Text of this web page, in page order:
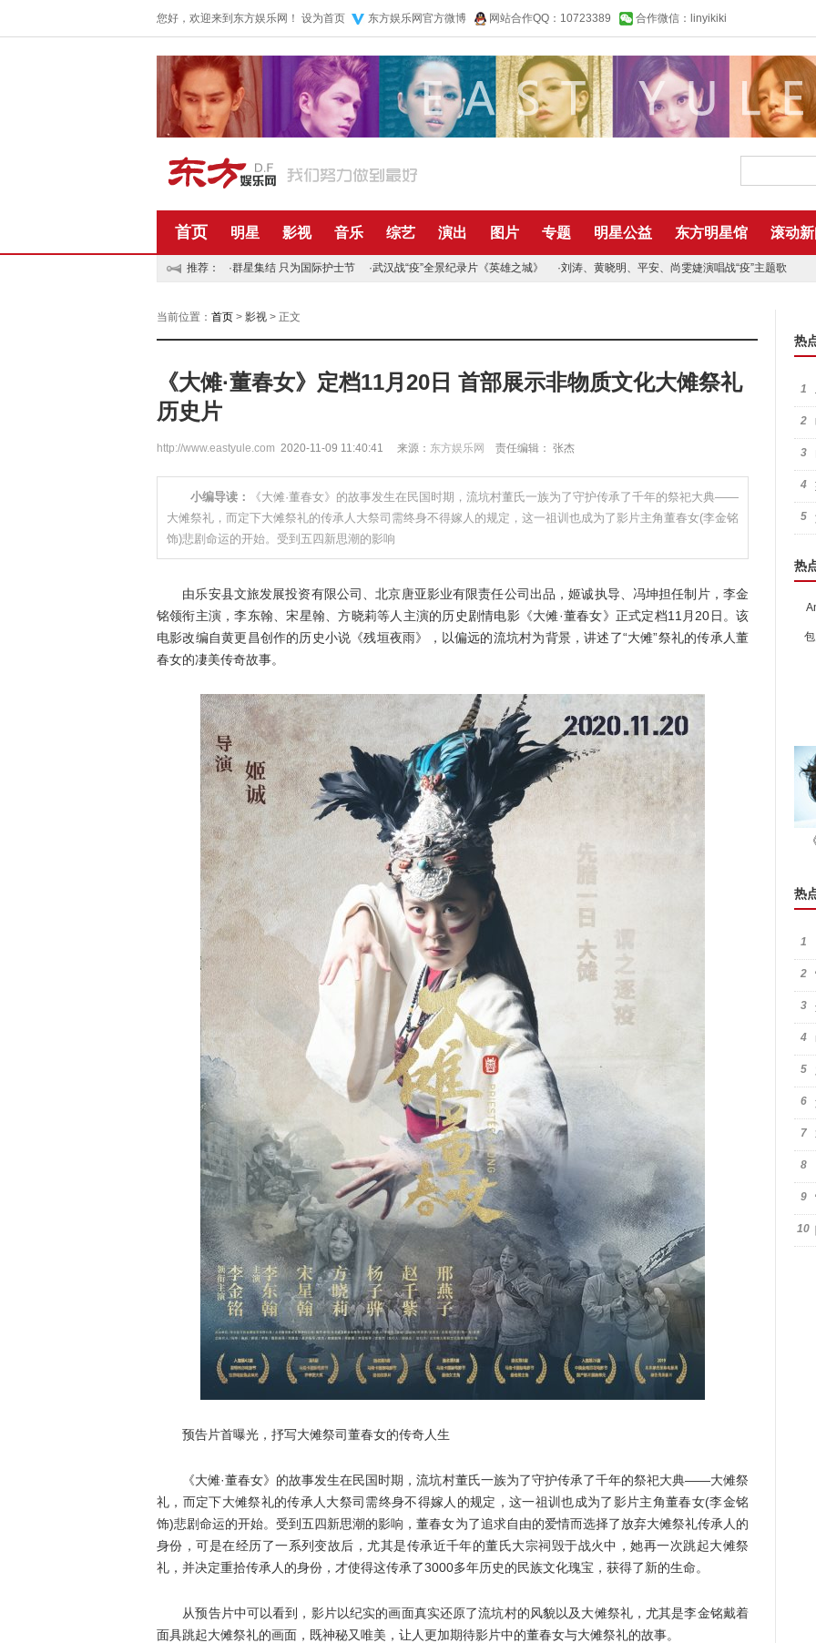
您好，欢迎来到东方娱乐网！ 设为首页 东方娱乐网官方微博 网站合作QQ：10723389 合作微信：linyikiki
首页 明星 影视 音乐 综艺 演出 图片 专题 明星公益 东方明星馆 滚动新
推荐： ·群星集结 只为国际护士节 ·武汉战“疫”全景纪录片《英雄之城》 ·刘涛、黄晓明、平安、尚雯婕演唱战“疫”主题歌
当前位置： 首页 > 影视 > 正文
《大傩·董春女》定档11月20日 首部展示非物质文化大傩祭礼
历史片
http://www.eastyule.com 2020-11-09 11:40:41 来源： 东方娱乐网 责任编辑： 张杰
小编导读：
《大傩·董春女》的故事发生在民国时期，流坑村董氏一族为了守护传承了千年的祭祀大典——
大傩祭礼，而定下大傩祭礼的传承人大祭司需终身不得嫁人的规定，这一祖训也成为了影片主角董春女(李金铭
饰)悲剧命运的开始。受到五四新思潮的影响
由乐安县文旅发展投资有限公司、北京唐亚影业有限责任公司出品，姬诚执导、冯坤担任制片，李金
铭领衔主演，李东翰、宋星翰、方晓莉等人主演的历史剧情电影《大傩·董春女》正式定档11月20日。该
电影改编自黄更昌创作的历史小说《残垣夜雨》，以偏远的流坑村为背景，讲述了“大傩”祭礼的传承人董
春女的凄美传奇故事。
预告片首曝光，抒写大傩祭司董春女的传奇人生
《大傩·董春女》的故事发生在民国时期，流坑村董氏一族为了守护传承了千年的祭祀大典——大傩祭
礼，而定下大傩祭礼的传承人大祭司需终身不得嫁人的规定，这一祖训也成为了影片主角董春女(李金铭
饰)悲剧命运的开始。受到五四新思潮的影响，董春女为了追求自由的爱情而选择了放弃大傩祭礼传承人的
身份，可是在经历了一系列变故后，尤其是传承近千年的董氏大宗祠毁于战火中，她再一次跳起大傩祭
礼，并决定重拾传承人的身份，才使得这传承了3000多年历史的民族文化瑰宝，获得了新的生命。
从预告片中可以看到，影片以纪实的画面真实还原了流坑村的风貌以及大傩祭礼，尤其是李金铭戴着
面具跳起大傩祭礼的画面，既神秘又唯美，让人更加期待影片中的董春女与大傩祭礼的故事。
热
1
2
3
4
5
热
热
1
2
3
4
5
6
7
8
9
10